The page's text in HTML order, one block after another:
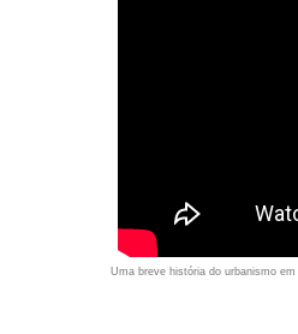
Uma breve história do urbanismo